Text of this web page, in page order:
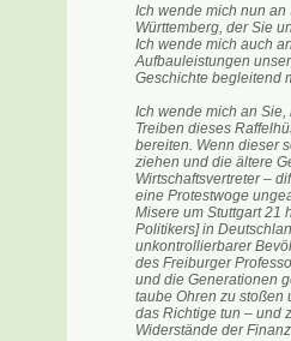
Ich wende mich nun
Württemberg, der Sie
Ich wende mich auch
Aufbauleistungen
Geschichte begleitend
Ich wende mich an
Treiben dieses
bereiten. Wenn dieser
ziehen und die ältere
Wirtschaftsvertreter –
eine Protestwoge
Misere um Stuttgart 21
Politikers] in
unkontrollierbarer
des Freiburger
und die Generationen
taube Ohren zu stoßen
das Richtige tun – und
Widerstände der